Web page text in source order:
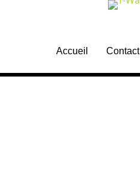
Aller
Accueil Contact